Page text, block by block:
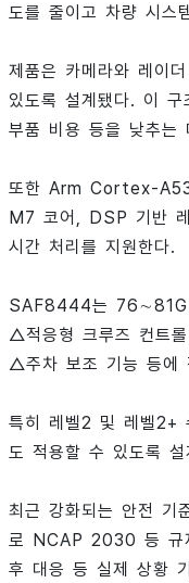
도를 줄이고 차량 시스
제품은 카메라와 레이
있도록 설계됐다. 이
부품 비용 등을 낮추는
또한 Arm Cortex-
M7 코어, DSP 기반
시간 처리를 지원한다.
SAF8444는
△적응형 크루즈 컨트
△주차 보조 기능 등에
특히 레벨2 및 레벨2+
도 적용할 수 있도록
최근 강화되는 안전 기
로 NCAP 2030 등 규
후 대응 등 실제 상황